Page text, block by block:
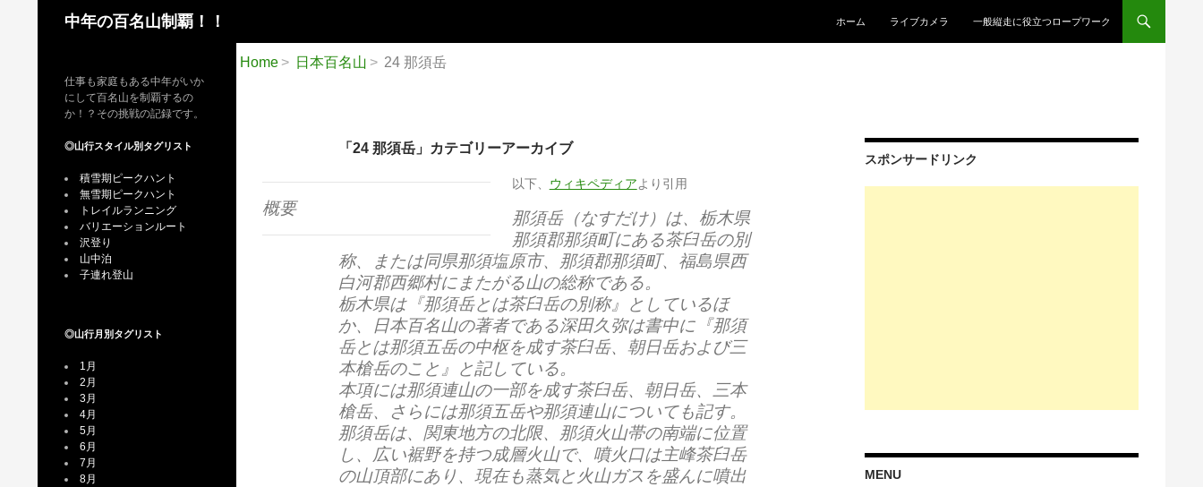
中年の百名山制覇！！
ホーム
ライブカメラ 一般縦走に役立つロープワーク
Home 日本百名山 24 那須岳
「24 那須岳」カテゴリーアーカイブ
概要
以下、 ウィキペディアより引用
那須岳（なすだけ）は、栃木県
那須郡那須町にある茶臼岳の別
称、または同県那須塩原市、那須郡那須町、福島県西
白河郡西郷村にまたがる山の総称である。
栃木県は『那須岳とは茶臼岳の別称』としているほ
か、日本百名山の著者である深田久弥は書中に『那須
岳とは那須五岳の中枢を成す茶臼岳、朝日岳および三
本槍岳のこと』と記している。
本項には那須連山の一部を成す茶臼岳、朝日岳、三本
槍岳、さらには那須五岳や那須連山についても記す。
那須岳は、関東地方の北限、那須火山帯の南端に位置
し、広い裾野を持つ成層火山で、噴火口は主峰茶臼岳
の山頂部にあり、現在も蒸気と火山ガスを盛んに噴出
スポンサードリンク
MENU
仕事も家庭もある中年がいか
にして百名山を制覇するの
か！？その挑戦の記録です。
◎山行スタイル別タグリスト
積雪期ピークハント
無雪期ピークハント
トレイルランニング
バリエーションルート
沢登り
山中泊
子連れ登山
◎山行月別タグリスト
1月
2月
3月
4月
5月
6月
7月
8月